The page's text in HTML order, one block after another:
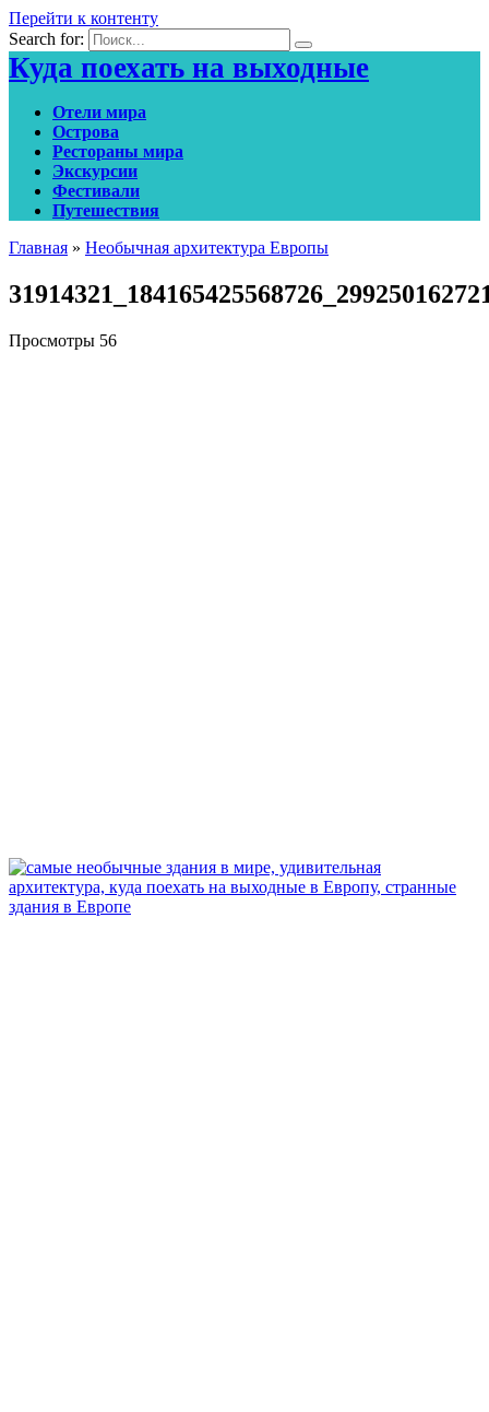
Перейти к контенту
Search for:
Куда поехать на выходные
Отели мира
Острова
Рестораны мира
Экскурсии
Фестивали
Путешествия
Главная » Необычная архитектура Европы
Просмотры 56